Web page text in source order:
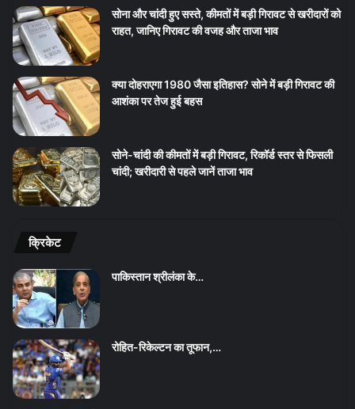
सोना और चांदी हुए सस्ते, कीमतों में बड़ी गिरावट से खरीदारों को
राहत, जानिए गिरावट की वजह और ताजा भाव
क्या दोहराएगा 1980 जैसा इतिहास? सोने में बड़ी गिरावट की
आशंका पर तेज हुई बहस
सोने-चांदी की कीमतों में बड़ी गिरावट, रिकॉर्ड स्तर से फिसली
चांदी; खरीदारी से पहले जानें ताजा भाव
क्रिकेट
पाकिस्तान श्रीलंका के…
रोहित-रिकेल्टन का तूफान,…